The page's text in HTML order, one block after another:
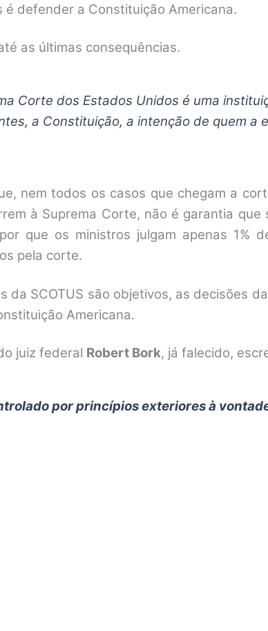
defender a Constituição Americana.
as últimas consequências.
Corte dos Estados Unidos é uma
a Constituição, a intenção de quem a
nem todos os casos que chegam a
à Suprema Corte, não é garantia
que os ministros julgam apenas 1%
pela corte.
da SCOTUS são objetivos, as decisões
Americana.
juiz federal Robert Bork, já falecido,
por princípios exteriores à